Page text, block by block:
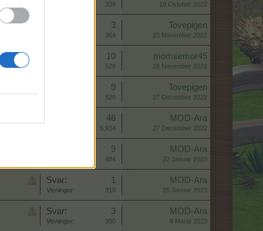
339 19 Oktober 2022
3
364
Tovepigen
23 November 2022
10
528
momsemor45
28 November 2022
9
528
Tovepigen
27 December 2022
46
5,934
MOD-Ara
27 December 2022
9
484
MOD-Ara
22 Januar 2023
Svar: 1
Visninger: 310
MOD-Ara
26 Januar 2023
Svar: 3
Visninger: 390
MOD-Ara
8 Marts 2023